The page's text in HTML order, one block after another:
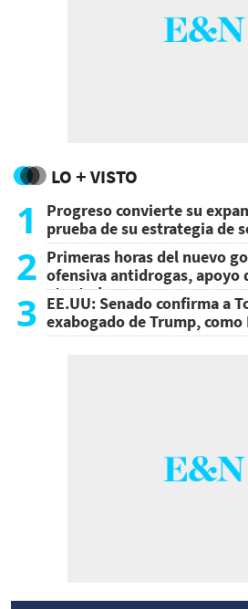
LO + VISTO
1
Progreso convierte su
prueba de su estrategia de
2 Primeras horas del nuevo
ofensiva antidrogas, apoyo
atentado
3 EE.UU: Senado confirma a
exabogado de Trump, como